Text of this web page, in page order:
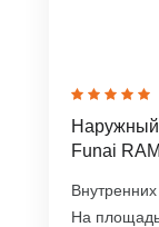
Наружный
Funai
На